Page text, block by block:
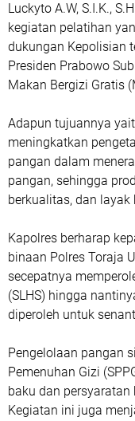
Luckyto A.W, S.I.K.,
kegiatan pelatihan
dukungan Kepolisian
Presiden Prabowo
Makan Bergizi Gratis
Adapun tujuannya
meningkatkan
pangan dalam
pangan, sehingga
berkualitas, dan
Kapolres berharap
binaan Polres Toraja
secepatnya
(SLHS) hingga
diperoleh untuk
Pengelolaan pangan
Pemenuhan Gizi
baku dan
Kegiatan ini juga